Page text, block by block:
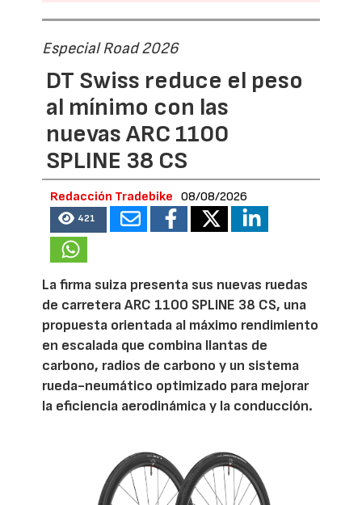
Especial Road 2026
DT Swiss reduce el peso
al mínimo con las
nuevas ARC 1100
SPLINE 38 CS
Redacción Tradebike 08/08/2026
421
La firma suiza presenta sus nuevas ruedas
de carretera ARC 1100 SPLINE 38 CS, una
propuesta orientada al máximo rendimiento
en escalada que combina llantas de
carbono, radios de carbono y un sistema
rueda-neumático optimizado para mejorar
la eficiencia aerodinámica y la conducción.